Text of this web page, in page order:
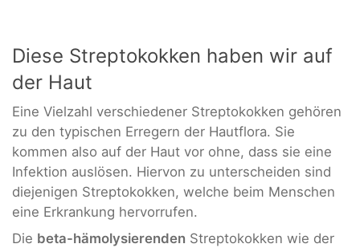
Diese Streptokokken haben wir auf
der Haut
Eine Vielzahl verschiedener Streptokokken gehören
zu den typischen Erregern der Hautflora. Sie
kommen also auf der Haut vor ohne, dass sie eine
Infektion auslösen. Hiervon zu unterscheiden sind
diejenigen Streptokokken, welche beim Menschen
eine Erkrankung hervorrufen.
Die beta-hämolysierenden Streptokokken wie der